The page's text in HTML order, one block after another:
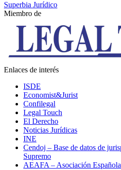
Superbia Jurídico
Miembro de
Enlaces de interés
ISDE
Economist&Jurist
Confilegal
Legal Touch
El Derecho
Noticias Jurídicas
INE
Cendoj – Base de datos de
Supremo
AEAFA – Asociación